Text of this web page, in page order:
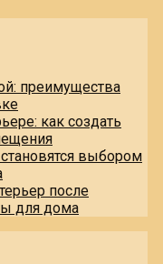
преимущества
как создать
выбором
после
для дома